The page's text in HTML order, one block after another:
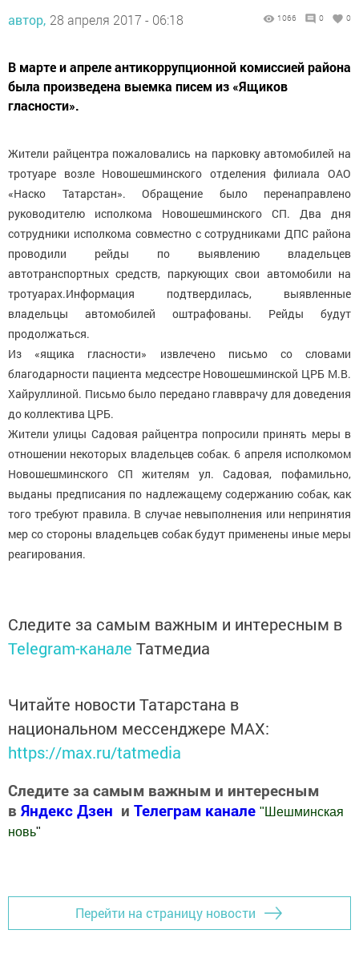
автор, 28 апреля 2017 - 06:18 1066 0 0
В марте и апреле антикоррупционной комиссией района
была произведена выемка писем из «Ящиков
гласности».
Жители райцентра пожаловались на парковку автомобилей на
тротуаре возле Новошешминского отделения филиала ОАО
«Наско Татарстан». Обращение было перенаправлено
руководителю исполкома Новошешминского СП. Два дня
сотрудники исполкома совместно с сотрудниками ДПС района
проводили рейды по выявлению владельцев
автотранспортных средств, паркующих свои автомобили на
тротуарах.Информация подтвердилась, выявленные
владельцы автомобилей оштрафованы. Рейды будут
продолжаться.
Из «ящика гласности» извлечено письмо со словами
благодарности пациента медсестре Новошешминской ЦРБ М.В.
Хайруллиной. Письмо было передано главврачу для доведения
до коллектива ЦРБ.
Жители улицы Садовая райцентра попросили принять меры в
отношении некоторых владельцев собак. 6 апреля исполкомом
Новошешминского СП жителям ул. Садовая, пофамильно,
выданы предписания по надлежащему содержанию собак, как
того требуют правила. В случае невыполнения или непринятия
мер со стороны владельцев собак будут применены иные меры
реагирования.
Следите за самым важным и интересным в
Telegram-канале Татмедиа
Читайте новости Татарстана в
национальном мессенджере MАХ:
https://max.ru/tatmedia
Следите за самым важным и интересным
в Яндекс Дзен и Телеграм канале " Шешминская
новь"
Перейти на страницу новости